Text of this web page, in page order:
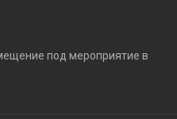
под мероприятие в